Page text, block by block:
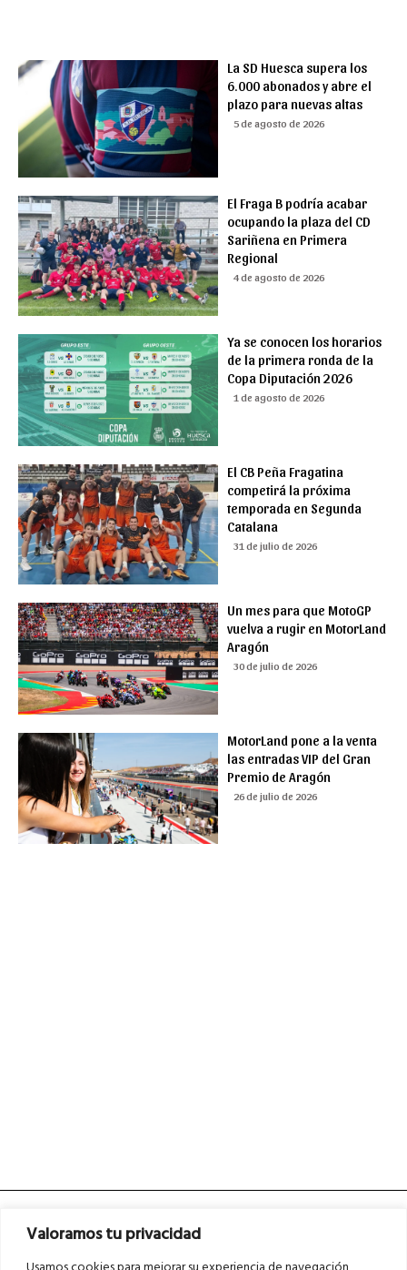
Valoramos tu privacidad
La SD Huesca supera los
6.000 abonados y abre el
plazo para nuevas altas
5 de agosto de 2026
El Fraga B podría acabar
ocupando la plaza del CD
Sariñena en Primera
Regional
4 de agosto de 2026
Ya se conocen los horarios
de la primera ronda de la
Copa Diputación 2026
1 de agosto de 2026
El CB Peña Fragatina
competirá la próxima
temporada en Segunda
Catalana
31 de julio de 2026
Un mes para que MotoGP
vuelva a rugir en MotorLand
Aragón
30 de julio de 2026
MotorLand pone a la venta
las entradas VIP del Gran
Premio de Aragón
26 de julio de 2026